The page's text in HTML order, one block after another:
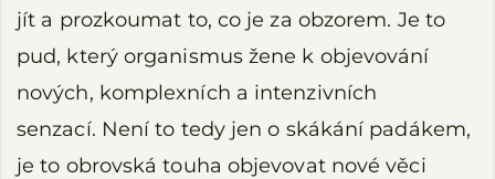
jít a prozkoumat to, co je za obzorem. Je to
pud, který organismus žene k objevování
nových, komplexních a intenzivních
senzací. Není to tedy jen o skákání padákem,
je to obrovská touha objevovat nové věci